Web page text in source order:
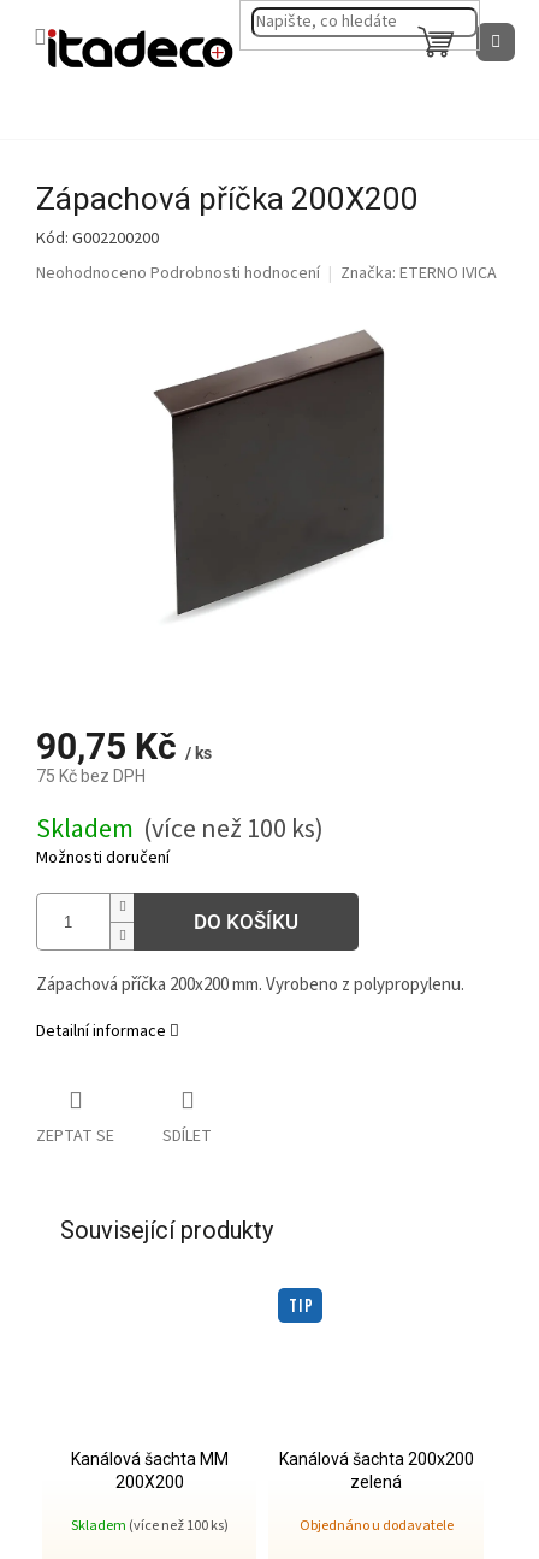
NÁKUPNÍ
KOŠÍK
Zápachová příčka 200X200
Kód: G002200200
Průměrné
Neohodnoceno Podrobnosti hodnocení Značka: ETERNO IVICA
90,75 Kč / ks
75 Kč bez DPH
cena:
Skladem (více než 100 ks)
Možnosti doručení
DO KOŠÍKU
Zápachová příčka 200x200 mm. Vyrobeno z polypropylenu.
Detailní informace
ZEPTAT SE SDÍLET
Související produkty
Kanálová šachta MM
200X200
Skladem (více než 100 ks)
TIP
Kanálová šachta 200x200
zelená
Objednáno u dodavatele